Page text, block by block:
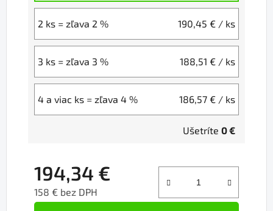
2 ks = zľava 2 % 190,45 € / ks
3 ks = zľava 3 % 188,51 € / ks
4 a viac ks = zľava 4 % 186,57 € / ks
Ušetríte 0 €
194,34 €
158 € bez DPH